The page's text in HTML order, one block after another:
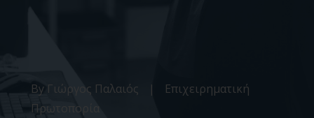
By Γιώργος Παλαιός |
Επιχειρηματική
Πρωτοπορία